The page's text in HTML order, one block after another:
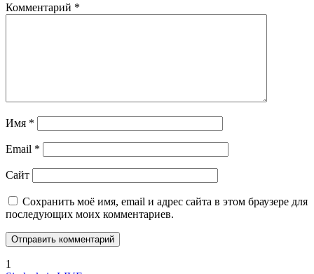
Комментарий *
Имя *
Email *
Сайт
Сохранить моё имя, email и адрес сайта в этом браузере для
последующих моих комментариев.
1